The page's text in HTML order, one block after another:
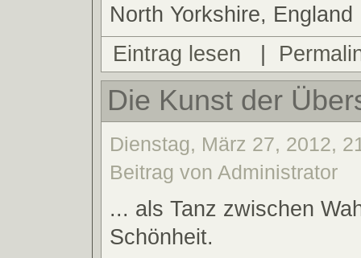
North Yorkshire, England
Eintrag lesen
Die Kunst der
Dienstag, März 27, 2012,
Beitrag von Administrator
... als Tanz zwischen
Schönheit.